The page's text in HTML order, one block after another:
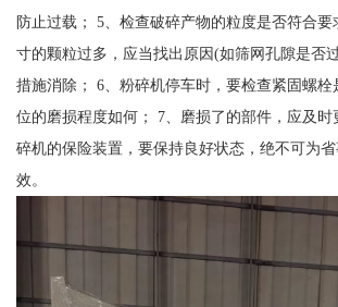
防止过载； 5、检查破碎产物的粒度是否符合要
寸的颗粒过多，应当找出原因(如筛网孔隙是否
措施消除； 6、粉碎机停车时，要检查紧固螺栓
位的磨损程度如何； 7、磨损了的部件，应及时
碎机的保险装置，要保持良好状态，绝不可为
效。